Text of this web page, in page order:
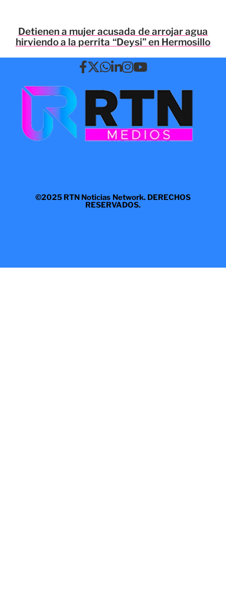
Detienen a mujer acusada de arrojar agua
hirviendo a la perrita “Deysi” en Hermosillo
©2025 RTN Noticias Network. DERECHOS
RESERVADOS.